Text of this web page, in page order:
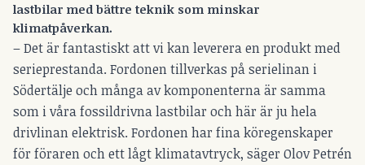
lastbilar med bättre teknik som minskar
klimatpåverkan.
– Det är fantastiskt att vi kan leverera en produkt med
serieprestanda. Fordonen tillverkas på serielinan i
Södertälje och många av komponenterna är samma
som i våra fossildrivna lastbilar och här är ju hela
drivlinan elektrisk. Fordonen har fina köregenskaper
för föraren och ett lågt klimatavtryck, säger Olov Petrén